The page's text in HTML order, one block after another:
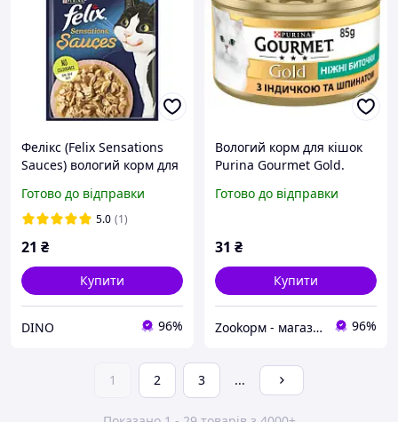
Фелікс (Felix Sensations
Sauces) вологий корм для
в соусі 85 г лосось,
креветки гриль
Готово до відправки
5.0 (1)
21 ₴
Купити
DINO 96%
Вологий корм для кішок
Purina Gourmet Gold.
і шпинатом 85 г pm
Готово до відправки
31 ₴
Купити
Zооkорм - магазин зоотоварів 96%
1 2 3 ...